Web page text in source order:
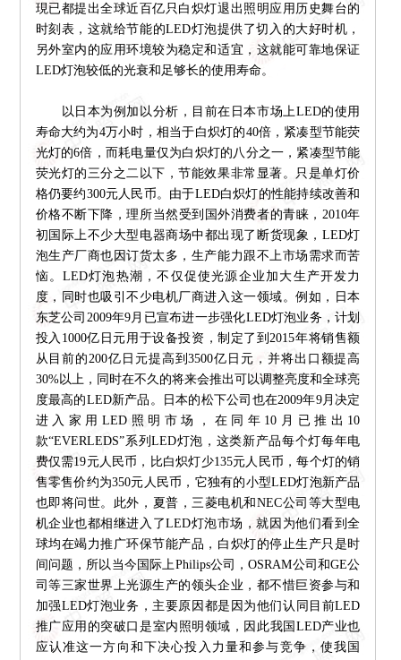
現已都提出全球近百亿只白炽灯退出照明应用历史舞台的
时刻表，这就给节能的LED灯泡提供了切入的大好时机，
另外室内的应用环境较为稳定和适宜，这就能可靠地保证
LED灯泡较低的光衰和足够长的使用寿命。
以日本为例加以分析，目前在日本市场上LED的使用
寿命大约为4万小时，相当于白炽灯的40倍，紧凑型节能荧
光灯的6倍，而耗电量仅为白炽灯的八分之一，紧凑型节能
荧光灯的三分之二以下，节能效果非常显著。只是单灯价
格仍要约300元人民币。由于LED白炽灯的性能持续改善和
价格不断下降，理所当然受到国外消费者的青睐，2010年
初国际上不少大型电器商场中都出现了断货现象，LED灯
泡生产厂商也因订货太多，生产能力跟不上市场需求而苦
恼。LED灯泡热潮，不仅促使光源企业加大生产开发力
度，同时也吸引不少电机厂商进入这一领域。例如，日本
东芝公司2009年9月已宣布进一步强化LED灯泡业务，计划
投入1000亿日元用于设备投资，制定了到2015年将销售额
从目前的200亿日元提高到3500亿日元，并将出口额提高
30%以上，同时在不久的将来会推出可以调整亮度和全球亮
度最高的LED新产品。日本的松下公司也在2009年9月决定
进入家用LED照明市场，在同年10月已推出10
款“EVERLEDS”系列LED灯泡，这类新产品每个灯每年电
费仅需19元人民币，比白炽灯少135元人民币，每个灯的销
售零售价约为350元人民币，它独有的小型LED灯泡新产品
也即将问世。此外，夏普，三菱电机和NEC公司等大型电
机企业也都相继进入了LED灯泡市场，就因为他们看到全
球均在竭力推广环保节能产品，白炽灯的停止生产只是时
间问题，所以当今国际上Philips公司，OSRAM公司和GE公
司等三家世界上光源生产的领头企业，都不惜巨资参与和
加强LED灯泡业务，主要原因都是因为他们认同目前LED
推广应用的突破口是室内照明领域，因此我国LED产业也
应认准这一方向和下决心投入力量和参与竞争，使我国